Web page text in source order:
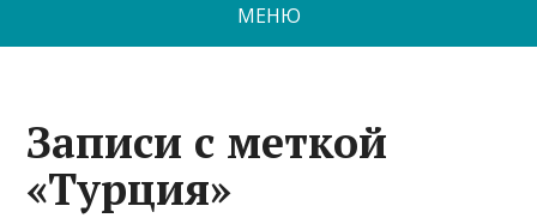
МЕНЮ
Записи с меткой
«Турция»